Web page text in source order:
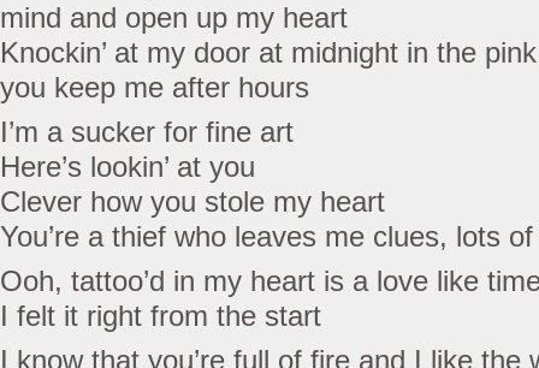
mind and open up my heart
Knockin’ at my door at midnight in the
you keep me after hours
I’m a sucker for fine art
Here’s lookin’ at you
Clever how you stole my heart
You’re a thief who leaves me clues, lots
Ooh, tattoo’d in my heart is a love like
I felt it right from the start
I know that you’re full of fire and I like the